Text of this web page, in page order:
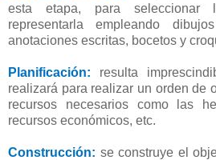
esta etapa, para
representarla empleando
anotaciones escritas, bocetos y
Planificación: resulta
realizará para realizar un orden de
recursos necesarios como las
recursos económicos, etc.
Construcción: se construye el